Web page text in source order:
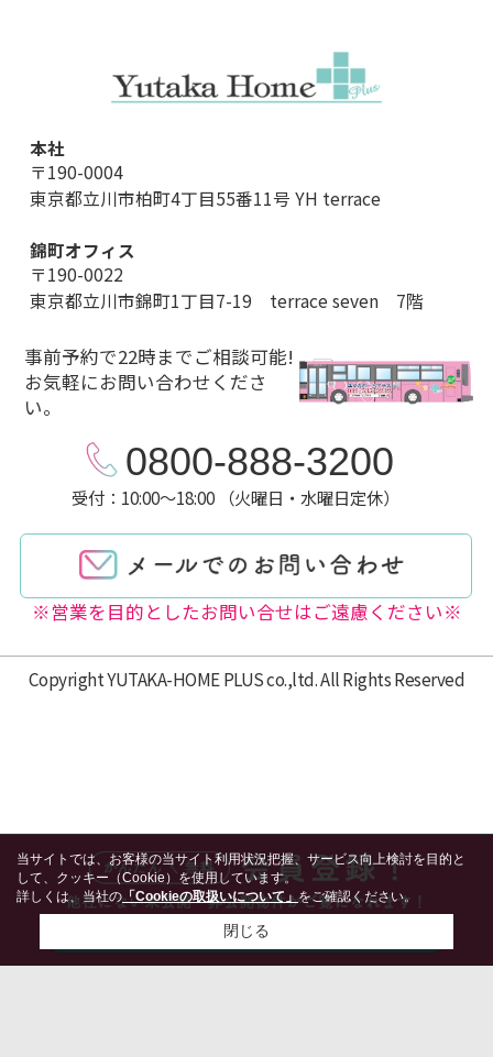
本社
〒190-0004
東京都立川市柏町4丁目55番11号 YH terrace
錦町オフィス
〒190-0022
東京都立川市錦町1丁目7-19 terrace seven 7階
事前予約で22時までご相談可能!
お気軽にお問い合わせくださ
い。
0800-888-3200
受付：10:00～18:00 （火曜日・水曜日定休）
※営業を目的としたお問い合せはご遠慮ください※
Copyright YUTAKA-HOME PLUS co.,ltd. All Rights Reserved
当サイトでは、お客様の当サイト利用状況把握、サービス向上検討を目的と
して、クッキー（Cookie）を使用しています。
詳しくは、当社の「Cookieの取扱いについて」をご確認ください。
閉じる